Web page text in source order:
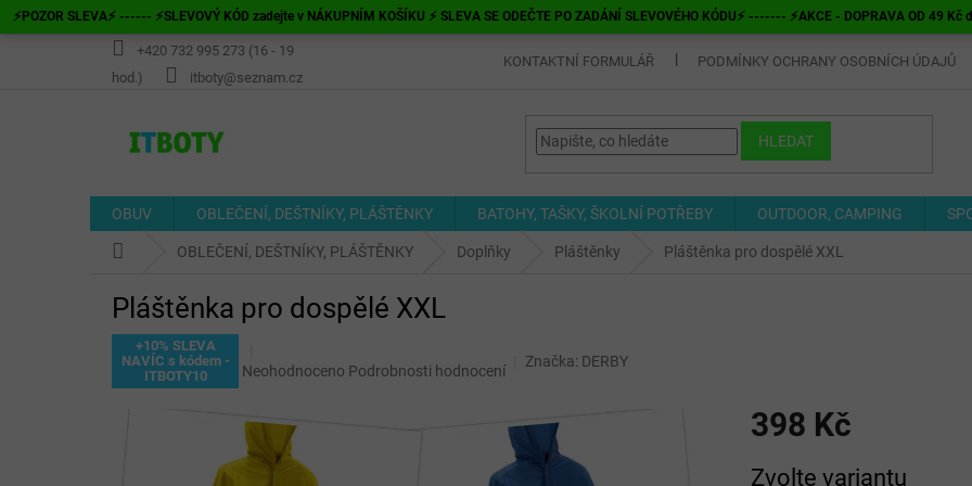
Přejít⚡POZOR SLEVA⚡ ------ ⚡SLEVOVÝ KÓD zadejte v NÁKUPNÍM KOŠÍKU ⚡ SLEVA SE ODEČTE PO ZADÁNÍ SLEVOVÉHO KÓDU⚡ ------- ⚡AKCE - DOPRAVA OD 49
+420 732 995 273 (16 - 19
hod.)
itboty@seznam.cz
KONTAKTNÍ FORMULÁŘ PODMÍNKY OCHRANY OSOBNÍCH ÚDAJŮ
HLEDAT
OBUV OBLEČENÍ, DEŠTNÍKY, PLÁŠTĚNKY BATOHY, TAŠKY, ŠKOLNÍ POTŘEBY OUTDOOR, CAMPING
OBLEČENÍ, DEŠTNÍKY, PLÁŠTĚNKY Doplňky Pláštěnky Pláštěnka pro dospělé XXL
Pláštěnka pro dospělé XXL
+10% SLEVA
NAVÍC s kódem -
ITBOTY10
Průměrné
je
0,0
Neohodnoceno Podrobnosti hodnocení
Značka: DERBY
398 Kč
cena:
Zvolte variantu